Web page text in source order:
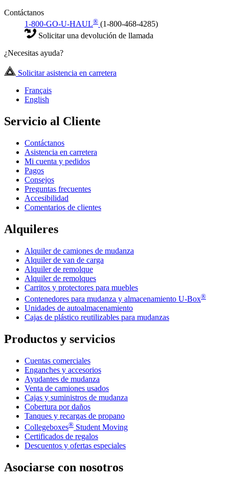
Contáctanos
1-800-GO-U-HAUL® (1-800-468-4285)
Solicitar una devolución de llamada
¿Necesitas ayuda?
Solicitar asistencia en carretera
Français
English
Servicio al Cliente
Contáctanos
Asistencia en carretera
Mi cuenta y pedidos
Pagos
Consejos
Preguntas frecuentes
Accesibilidad
Comentarios de clientes
Alquileres
Alquiler de camiones de mudanza
Alquiler de van de carga
Alquiler de remolque
Alquiler de remolques
Carritos y protectores para muebles
Contenedores para mudanza y almacenamiento U-Box®
Unidades de autoalmacenamiento
Cajas de plástico reutilizables para mudanzas
Productos y servicios
Cuentas comerciales
Enganches y accesorios
Ayudantes de mudanza
Venta de camiones usados
Cajas y suministros de mudanza
Cobertura por daños
Tanques y recargas de propano
Collegeboxes® Student Moving
Certificados de regalos
Descuentos y ofertas especiales
Asociarse con nosotros